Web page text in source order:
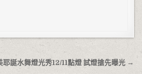
誕水舞燈光秀12/11點燈 試燈搶先曝光 →